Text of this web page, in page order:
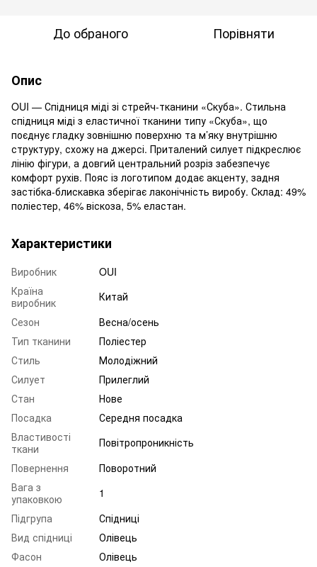
До обраного Порівняти
Опис
OUI — Спідниця міді зі стрейч-тканини «Скуба». Стильна
спідниця міді з еластичної тканини типу «Скуба», що
поєднує гладку зовнішню поверхню та м’яку внутрішню
структуру, схожу на джерсі. Приталений силует підкреслює
лінію фігури, а довгий центральний розріз забезпечує
комфорт рухів. Пояс із логотипом додає акценту, задня
застібка-блискавка зберігає лаконічність виробу. Склад: 49%
поліестер, 46% віскоза, 5% еластан.
Характеристики
Виробник
OUI
Країна
виробник
Китай
Сезон
Весна/осень
Тип тканини
Поліестер
Стиль
Молодіжний
Силует
Прилеглий
Стан
Нове
Посадка
Середня посадка
Властивості
ткани
Повітропроникність
Повернення
Поворотний
Вага з
упаковкою
1
Підгрупа
Спідниці
Вид спідниці
Олівець
Фасон
Олівець